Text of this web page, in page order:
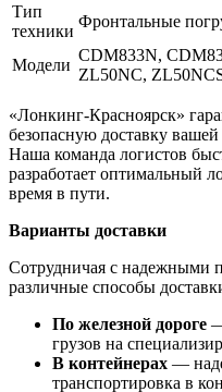
Тип
техники
Фронтальные
Модели
CDM833N,
ZL50NC,
«Лонкинг-Красноярск»
безопасную доставку
Наша команда логистов
разработает оптимальный
время в пути.
Варианты доставки
Сотрудничая с надежными
различные способы
По железной дороге
грузов на
В контейнерах —
транспортировка в